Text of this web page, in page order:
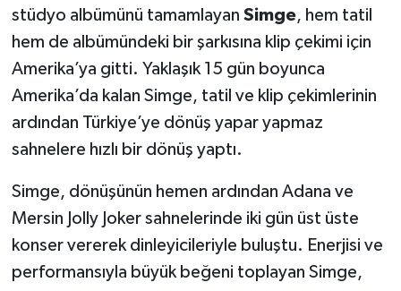
stüdyo albümünü tamamlayan Simge, hem tatil
hem de albümündeki bir şarkısına klip çekimi için
Amerika’ya gitti. Yaklaşık 15 gün boyunca
Amerika’da kalan Simge, tatil ve klip çekimlerinin
ardından Türkiye’ye dönüş yapar yapmaz
sahnelere hızlı bir dönüş yaptı.
Simge, dönüşünün hemen ardından Adana ve
Mersin Jolly Joker sahnelerinde iki gün üst üste
konser vererek dinleyicileriyle buluştu. Enerjisi ve
performansıyla büyük beğeni toplayan Simge,